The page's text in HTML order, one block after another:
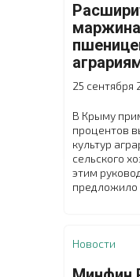
25 сентября
В Крыму
процентов
культур
сельского
этим
предложило
платежа.
состоялся
Новости